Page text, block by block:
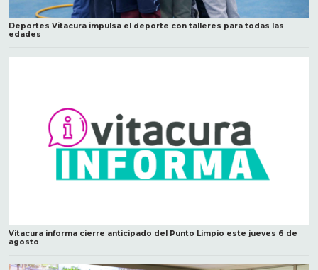
Deportes Vitacura impulsa el deporte con talleres para todas las
edades
Vitacura informa cierre anticipado del Punto Limpio este jueves 6 de
agosto